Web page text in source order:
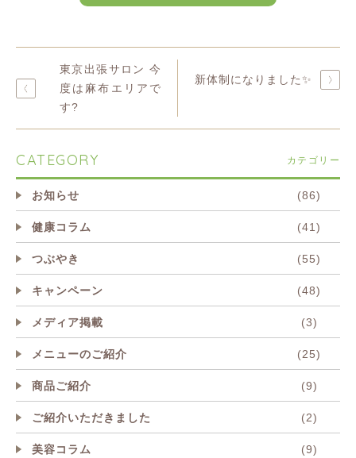
東京出張サロン 今
度は麻布エリアで
す?
新体制になりました✨
CATEGORY カテゴリー
お知らせ (86)
健康コラム (41)
つぶやき (55)
キャンペーン (48)
メディア掲載 (3)
メニューのご紹介 (25)
商品ご紹介 (9)
ご紹介いただきました (2)
美容コラム (9)